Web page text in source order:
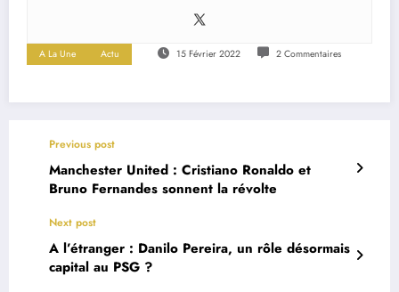
A La Une Actu 15 Février 2022 2 Commentaires
Previous post
Manchester United : Cristiano Ronaldo et
Bruno Fernandes sonnent la révolte
Next post
A l’étranger : Danilo Pereira, un rôle désormais
capital au PSG ?